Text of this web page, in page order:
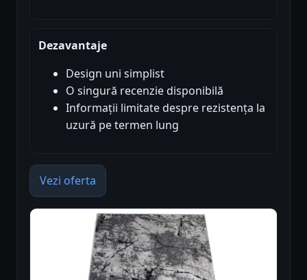
Dezavantaje
Design uni simplist
O singură recenzie disponibilă
Informații limitate despre rezistența la
uzură pe termen lung
Vezi oferta